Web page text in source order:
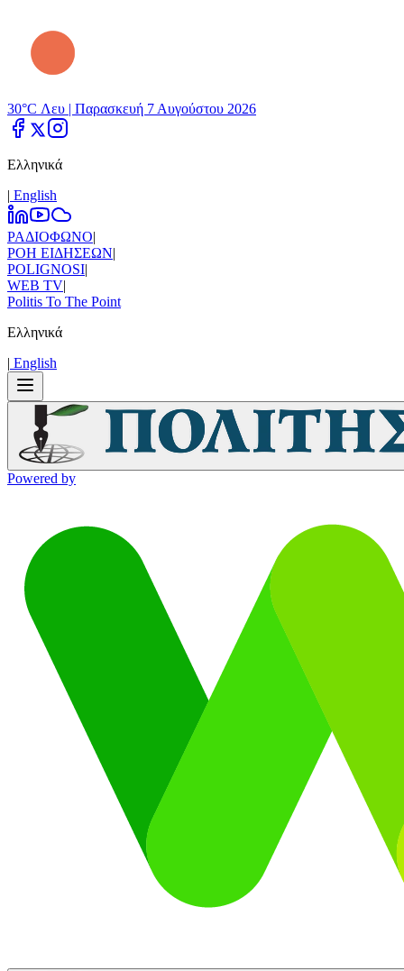
30°C Λευ | Παρασκευή 7 Αυγούστου 2026
Ελληνικά
| Εnglish
ΡΑΔΙΟΦΩΝΟ|
ΡΟΗ ΕΙΔΗΣΕΩΝ|
POLIGNOSI|
WEB TV|
Politis To The Point
Ελληνικά
| Εnglish
Powered by